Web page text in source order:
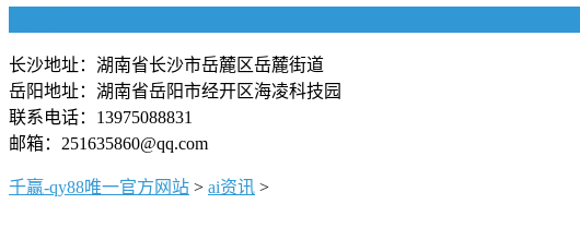
长沙地址：湖南省长沙市岳麓区岳麓街道
岳阳地址：湖南省岳阳市经开区海凌科技园
联系电话：13975088831
邮箱：251635860@qq.com
千赢-qy88唯一官方网站 > ai资讯 >